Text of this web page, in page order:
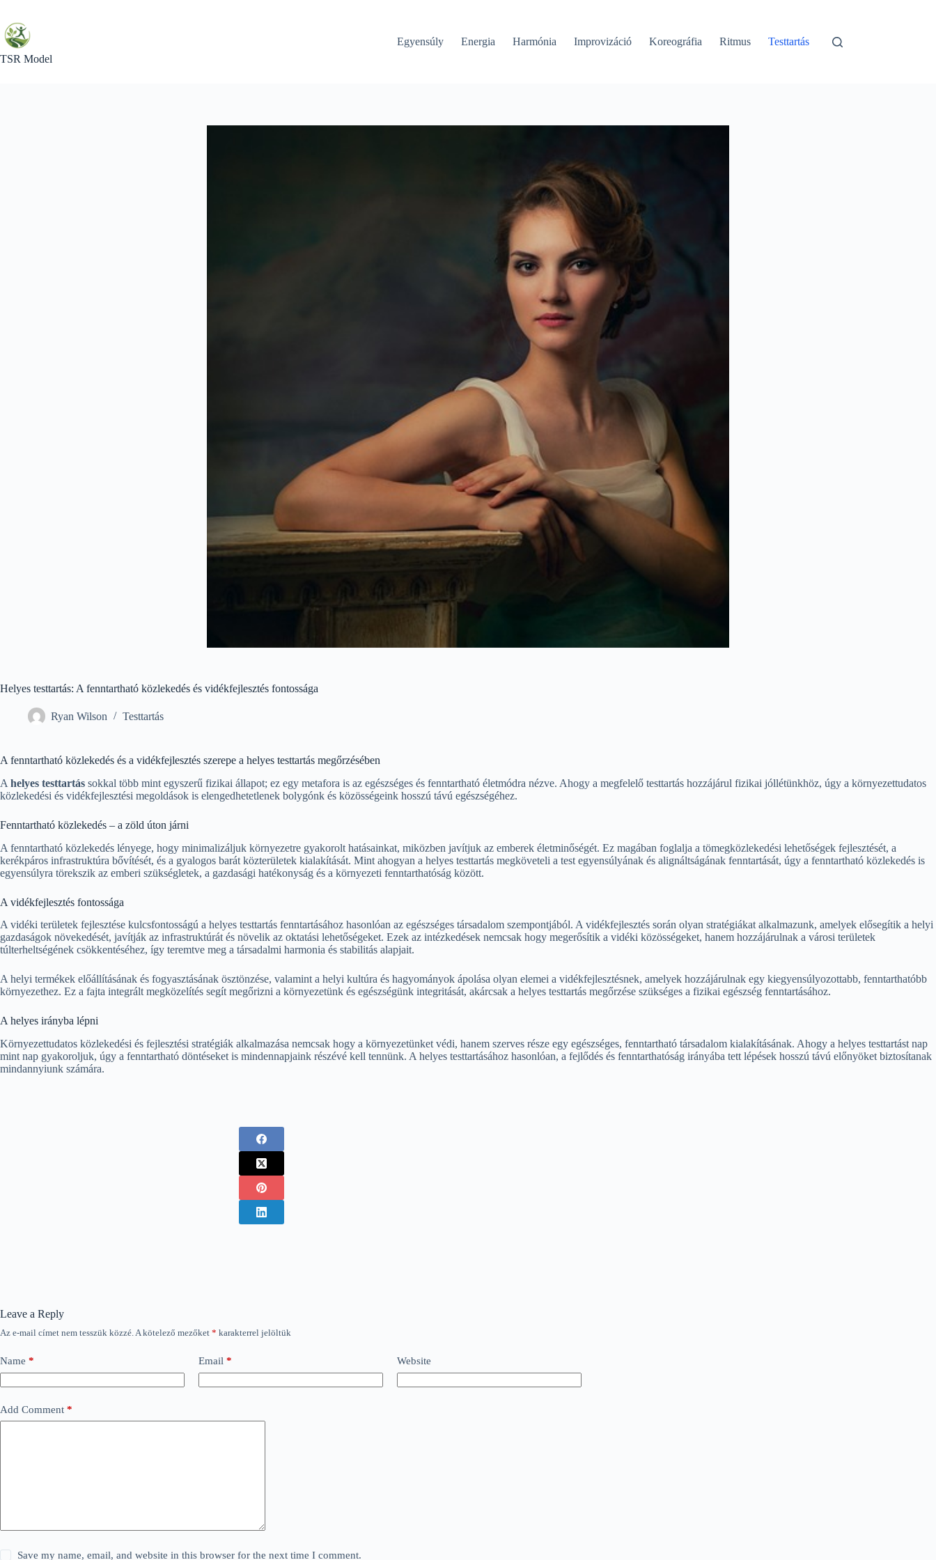
content
TSR Model
Egyensúly Energia Harmónia Improvizáció Koreográfia Ritmus Testtartás
Helyes testtartás: A fenntartható közlekedés és vidékfejlesztés fontossága
Ryan Wilson Testtartás
A fenntartható közlekedés és a vidékfejlesztés szerepe a helyes testtartás megőrzésében
A helyes testtartás sokkal több mint egyszerű fizikai állapot; ez egy metafora is az egészséges és fenntartható életmódra nézve. Ahogy a megfelelő testtartás hozzájárul fizikai jóllétünkhöz, úgy a környezettudatos
közlekedési és vidékfejlesztési megoldások is elengedhetetlenek bolygónk és közösségeink hosszú távú egészségéhez.
Fenntartható közlekedés – a zöld úton járni
A fenntartható közlekedés lényege, hogy minimalizáljuk környezetre gyakorolt hatásainkat, miközben javítjuk az emberek életminőségét. Ez magában foglalja a tömegközlekedési lehetőségek fejlesztését, a
kerékpáros infrastruktúra bővítését, és a gyalogos barát közterületek kialakítását. Mint ahogyan a helyes testtartás megköveteli a test egyensúlyának és alignáltságának fenntartását, úgy a fenntartható közlekedés is
egyensúlyra törekszik az emberi szükségletek, a gazdasági hatékonyság és a környezeti fenntarthatóság között.
A vidékfejlesztés fontossága
A vidéki területek fejlesztése kulcsfontosságú a helyes testtartás fenntartásához hasonlóan az egészséges társadalom szempontjából. A vidékfejlesztés során olyan stratégiákat alkalmazunk, amelyek elősegítik a helyi
gazdaságok növekedését, javítják az infrastruktúrát és növelik az oktatási lehetőségeket. Ezek az intézkedések nemcsak hogy megerősítik a vidéki közösségeket, hanem hozzájárulnak a városi területek
túlterheltségének csökkentéséhez, így teremtve meg a társadalmi harmonia és stabilitás alapjait.
A helyi termékek előállításának és fogyasztásának ösztönzése, valamint a helyi kultúra és hagyományok ápolása olyan elemei a vidékfejlesztésnek, amelyek hozzájárulnak egy kiegyensúlyozottabb, fenntarthatóbb
környezethez. Ez a fajta integrált megközelítés segít megőrizni a környezetünk és egészségünk integritását, akárcsak a helyes testtartás megőrzése szükséges a fizikai egészség fenntartásához.
A helyes irányba lépni
Környezettudatos közlekedési és fejlesztési stratégiák alkalmazása nemcsak hogy a környezetünket védi, hanem szerves része egy egészséges, fenntartható társadalom kialakításának. Ahogy a helyes testtartást nap
mint nap gyakoroljuk, úgy a fenntartható döntéseket is mindennapjaink részévé kell tennünk. A helyes testtartásához hasonlóan, a fejlődés és fenntarthatóság irányába tett lépések hosszú távú előnyöket biztosítanak
mindannyiunk számára.
Leave a Reply
Az e-mail címet nem tesszük közzé.A kötelező mezőket * karakterrel jelöltük
Name * Email * Website
Add Comment *
Save my name, email, and website in this browser for the next time I comment.